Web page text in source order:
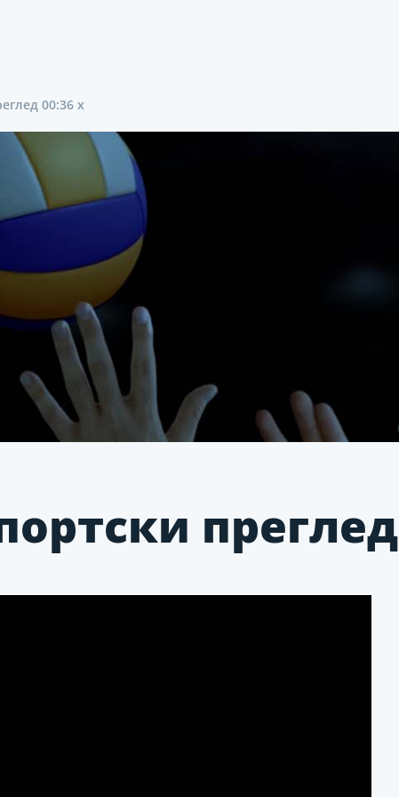
00:36 х